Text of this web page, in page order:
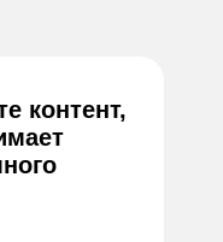
контент,